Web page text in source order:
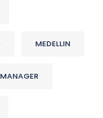
MEDELLIN